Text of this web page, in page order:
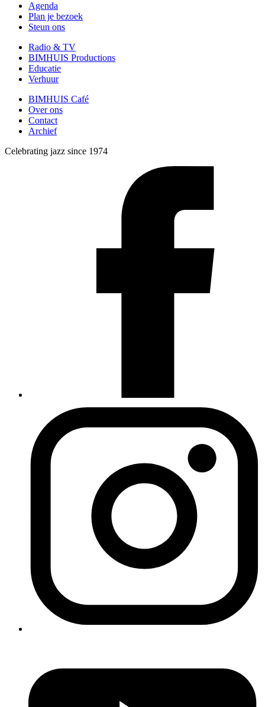
Agenda
Plan je bezoek
Steun ons
Radio & TV
BIMHUIS Productions
Educatie
Verhuur
BIMHUIS Café
Over ons
Contact
Archief
Celebrating jazz since 1974